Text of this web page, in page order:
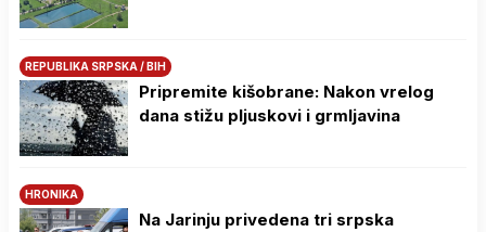
REPUBLIKA SRPSKA / BIH
Pripremite kišobrane: Nakon vrelog
dana stižu pljuskovi i grmljavina
HRONIKA
Na Јarinju privedena tri srpska